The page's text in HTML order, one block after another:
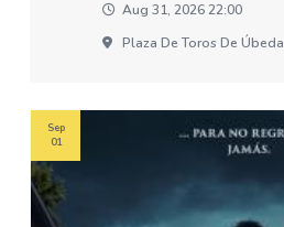
Aug 31, 2026 22:00
Plaza De Toros De Úbeda
Sep
01